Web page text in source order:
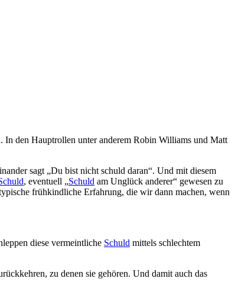
den Hauptrollen unter anderem Robin Williams und Matt
sagt „Du bist nicht schuld daran“. Und mit diesem
, eventuell „Schuld am Unglück anderer“ gewesen zu
frühkindliche Erfahrung, die wir dann machen, wenn
diese vermeintliche Schuld mittels schlechtem
zu denen sie gehören. Und damit auch das